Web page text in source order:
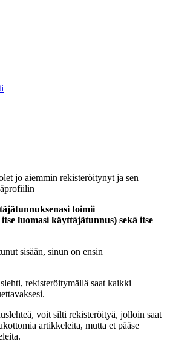
jo aiemmin rekisteröitynyt ja sen
toimii
luomasi käyttäjätunnus) sekä itse
sisään, sinun on ensin
rekisteröitymällä saat kaikki
voit silti rekisteröityä, jolloin saat
artikkeleita, mutta et pääse